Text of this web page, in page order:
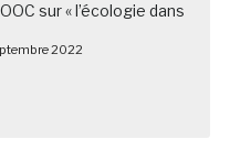
sur « l’écologie dans
2022